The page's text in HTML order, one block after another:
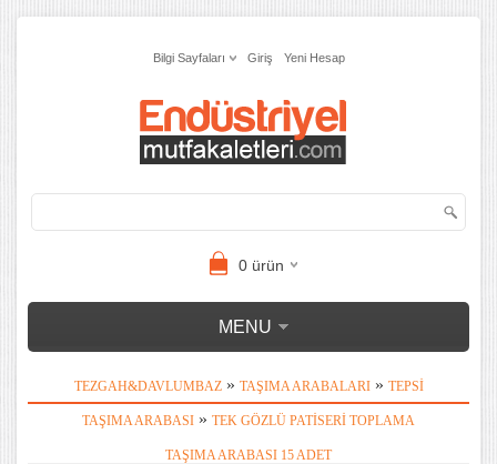
Bilgi Sayfaları Giriş Yeni Hesap
0ürün
MENU
TEZGAH&DAVLUMBAZ» TAŞIMA ARABALARI» TEPSI
TAŞIMA ARABASI » TEK GÖZLÜ PATISERI TOPLAMA
TAŞIMA ARABASI 15 ADET